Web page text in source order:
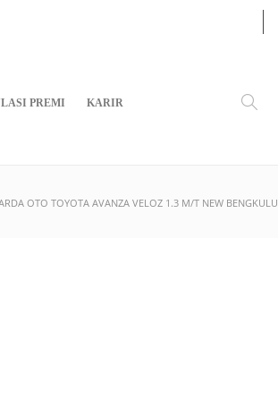
PREMI KARIR
OTO TOYOTA AVANZA VELOZ 1.3 M/T NEW BENGKULU